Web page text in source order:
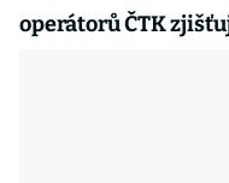
operátorů ČTK